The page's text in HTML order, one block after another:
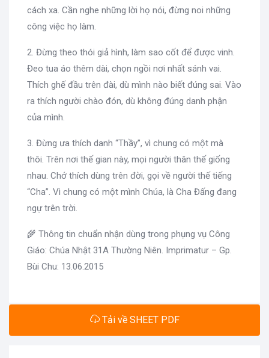
cách xa. Cần nghe những lời họ nói, đừng noi những
công việc họ làm.
2. Đừng theo thói giả hình, làm sao cốt để được vinh.
Đeo tua áo thêm dài, chọn ngồi nơi nhất sánh vai.
Thích ghế đầu trên đài, dù mình nào biết đúng sai. Vào
ra thích người chào đón, dù không đúng danh phận
của mình.
3. Đừng ưa thích danh “Thầy”, vì chung có một mà
thôi. Trên nơi thế gian này, mọi người thân thế giống
nhau. Chớ thích dùng trên đời, gọi về người thế tiếng
“Cha”. Vì chung có một mình Chúa, là Cha Đấng đang
ngự trên trời.
🌾 Thông tin chuẩn nhận dùng trong phụng vụ Công
Giáo: Chúa Nhật 31A Thường Niên. Imprimatur – Gp.
Bùi Chu: 13.06.2015
Tải về SHEET PDF